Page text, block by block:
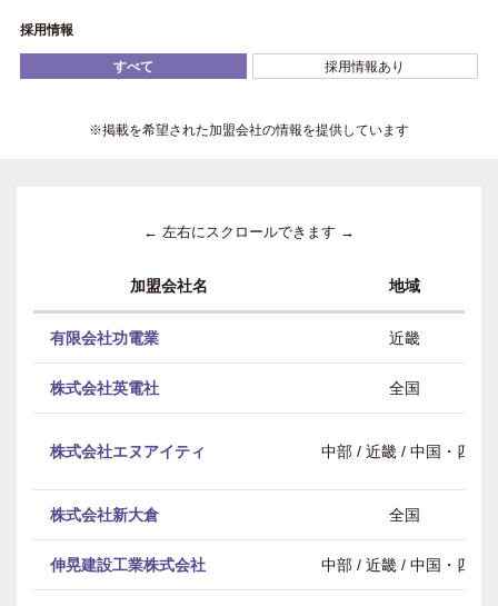
採用情報
すべて 採用情報あり
※掲載を希望された加盟会社の情報を提供しています
← 左右にスクロールできます →
加盟会社名 地域
有限会社功電業 近畿
株式会社英電社 全国
株式会社エヌアイティ 中部 / 近畿 / 中国・四国
株式会社新大倉 全国
伸晃建設工業株式会社 中部 / 近畿 / 中国・四国